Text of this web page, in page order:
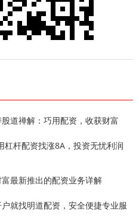
道禅解：巧用配资，收获财富
杠杆配资找涨8A，投资无忧利润
最新推出的配资业务详解
就找明道配资，安全便捷专业服